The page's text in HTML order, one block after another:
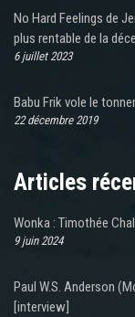
No Hard Feelings de
plus rentable de la
6 juillet 2023
Babu Frik vole le
22 décembre 2019
Articles
Wonka : Timothée
9 juin 2024
Paul W.S. Anderson
[interview]